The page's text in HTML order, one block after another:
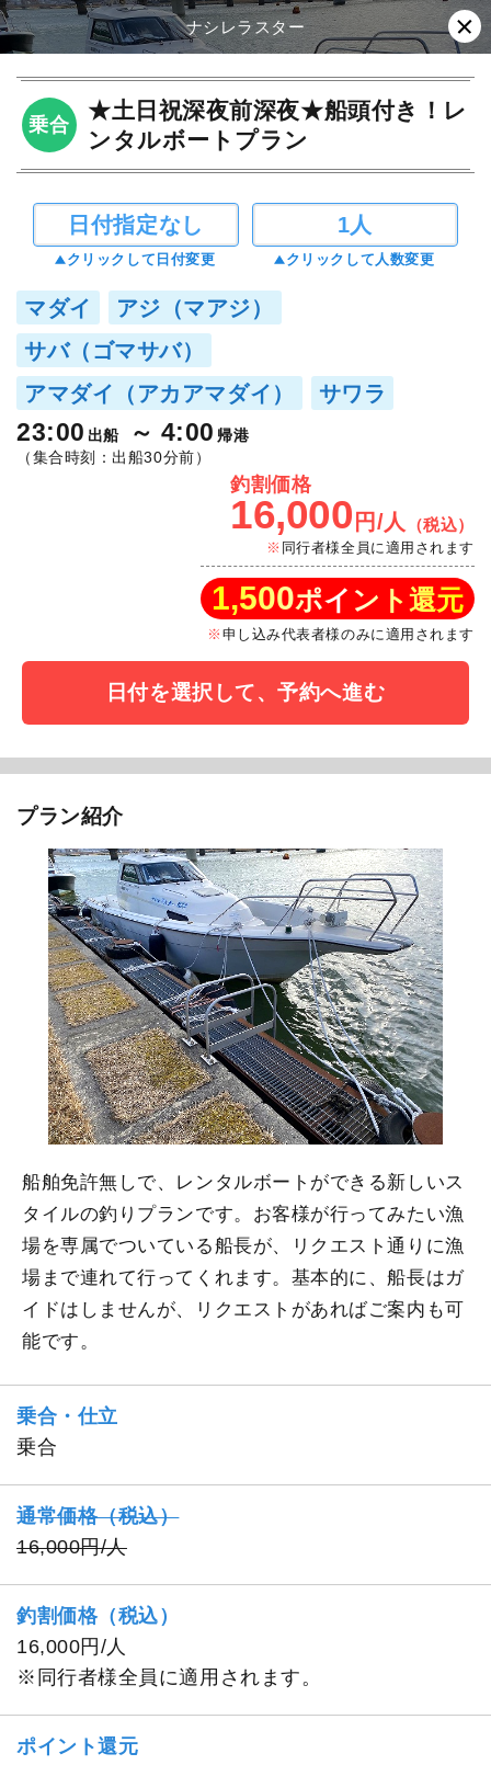
ナシレラスター
乗合
★土日祝深夜前深夜★船頭付き！レ
ンタルボートプラン
日付指定なし
クリックして日付変更
1人
クリックして人数変更
マダイ
アジ（マアジ）
サバ（ゴマサバ）
アマダイ（アカアマダイ）
サワラ
23:00 出船 4:00 帰港
（集合時刻：出船30分前）
釣割価格
16,000 円/人 （税込）
同行者様全員に適用されます
1,500ポイント還元
申し込み代表者様のみに適用されます
日付を選択して、予約へ進む
プラン紹介
船舶免許無しで、レンタルボートができる新しいス
タイルの釣りプランです。お客様が行ってみたい漁
場を専属でついている船長が、リクエスト通りに漁
場まで連れて行ってくれます。基本的に、船長はガ
イドはしませんが、リクエストがあればご案内も可
能です。
乗合・仕立
乗合
通常価格（税込）
16,000円/人
釣割価格（税込）
16,000円/人
※同行者様全員に適用されます。
ポイント還元